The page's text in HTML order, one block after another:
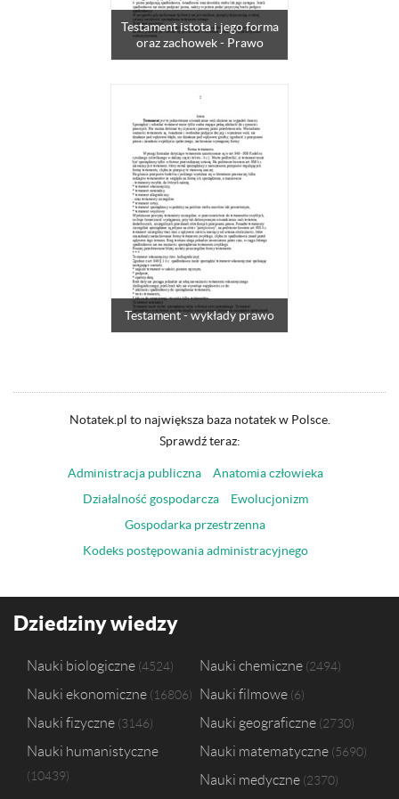
Testament istota i jego forma
oraz zachowek - Prawo
Testament - wykłady prawo
Notatek.pl to największa baza notatek w Polsce.
Sprawdź teraz:
Administracja publiczna
Anatomia człowieka
Działalność gospodarcza
Ewolucjonizm
Gospodarka przestrzenna
Kodeks postępowania administracyjnego
Dziedziny wiedzy
Nauki biologiczne 4524 Nauki chemiczne 2494
Nauki ekonomiczne 16806 Nauki filmowe 6
Nauki fizyczne 3146 Nauki geograficzne 2730
Nauki humanistyczne
10439
Nauki matematyczne 5690
Nauki medyczne 2370